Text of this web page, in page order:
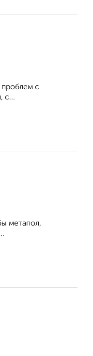
проблем с
с...
метапол,